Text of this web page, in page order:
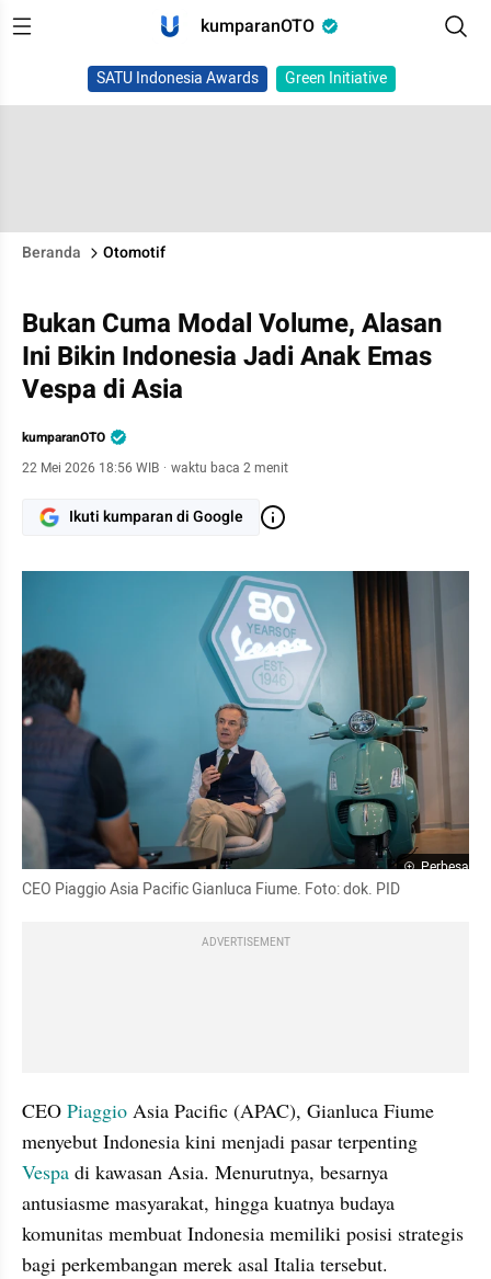
kumparanOTO
SATU Indonesia Awards Green Initiative
Beranda Otomotif
Bukan Cuma Modal Volume, Alasan
Ini Bikin Indonesia Jadi Anak Emas
Vespa di Asia
kumparanOTO
22 Mei 2026 18:56 WIB · waktu baca 2 menit
Ikuti kumparan di Google
Perbesar
CEO Piaggio Asia Pacific Gianluca Fiume. Foto: dok. PID
ADVERTISEMENT
CEO Piaggio Asia Pacific (APAC), Gianluca Fiume
Vespa di kawasan Asia. Menurutnya, besarnya
antusiasme masyarakat, hingga kuatnya budaya
komunitas membuat Indonesia memiliki posisi strategis
bagi perkembangan merek asal Italia tersebut.